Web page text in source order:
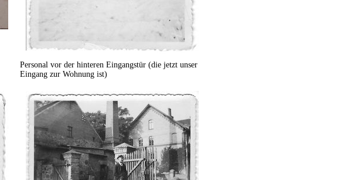
Personal vor der hinteren Eingangstür (die jetzt unser
Eingang zur Wohnung ist)